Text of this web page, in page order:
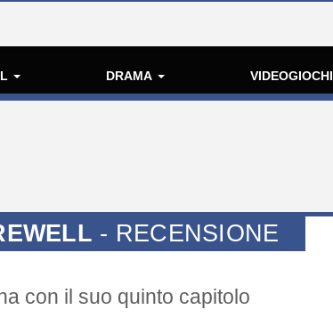
DRAMA VIDEOGIOCHI
- RECENSIONE
con il suo quinto capitolo